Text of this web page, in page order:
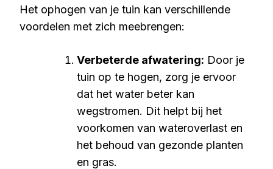
Het ophogen van je tuin kan verschillende
voordelen met zich meebrengen:
Verbeterde afwatering: Door je
tuin op te hogen, zorg je ervoor
dat het water beter kan
wegstromen. Dit helpt bij het
voorkomen van wateroverlast en
het behoud van gezonde planten
en gras.